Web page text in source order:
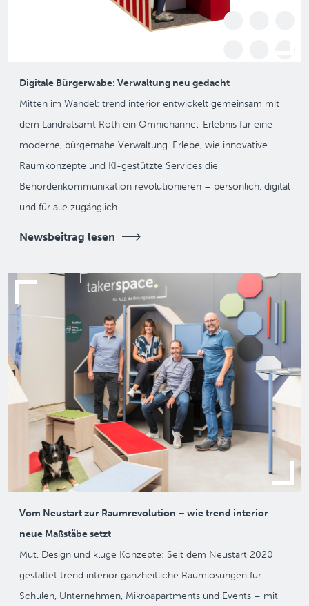
Digitale Bürgerwabe: Verwaltung neu gedacht
Mitten im Wandel: trend interior entwickelt gemeinsam mit
dem Landratsamt Roth ein Omnichannel-Erlebnis für eine
moderne, bürgernahe Verwaltung. Erlebe, wie innovative
Raumkonzepte und KI-gestützte Services die
Behördenkommunikation revolutionieren – persönlich, digital
und für alle zugänglich.
Newsbeitrag lesen
Vom Neustart zur Raumrevolution – wie trend interior
neue Maßstäbe setzt
Mut, Design und kluge Konzepte: Seit dem Neustart 2020
gestaltet trend interior ganzheitliche Raumlösungen für
Schulen, Unternehmen, Mikroapartments und Events – mit